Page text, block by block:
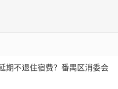
期不退住宿费？番禺区消委会